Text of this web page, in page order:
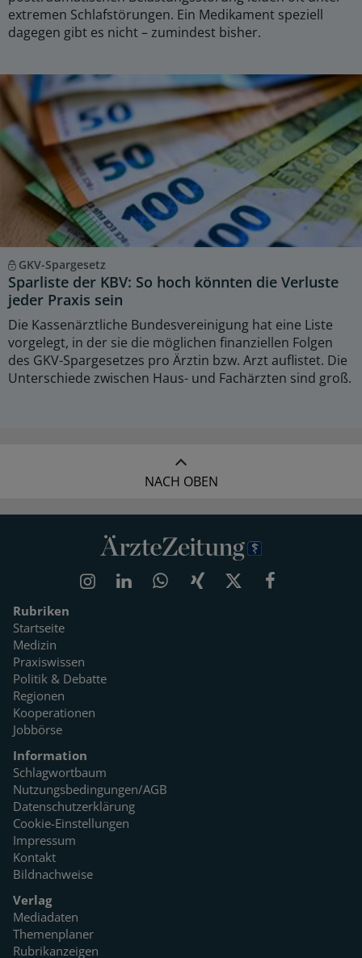
extremen Schlafstörungen. Ein Medikament speziell
dagegen gibt es nicht – zumindest bisher.
GKV-Spargesetz
Sparliste der KBV: So hoch könnten die Verluste
jeder Praxis sein
Die Kassenärztliche Bundesvereinigung hat eine Liste
vorgelegt, in der sie die möglichen finanziellen Folgen
des GKV-Spargesetzes pro Ärztin bzw. Arzt auflistet. Die
Unterschiede zwischen Haus- und Fachärzten sind groß.
NACH OBEN
Rubriken
Startseite
Medizin
Praxiswissen
Politik & Debatte
Regionen
Kooperationen
Jobbörse
Information
Schlagwortbaum
Nutzungsbedingungen/AGB
Datenschutzerklärung
Cookie-Einstellungen
Impressum
Kontakt
Bildnachweise
Verlag
Mediadaten
Themenplaner
Rubrikanzeigen